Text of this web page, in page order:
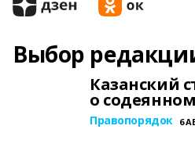
Выбор
Казанский
о
Правопорядок 6